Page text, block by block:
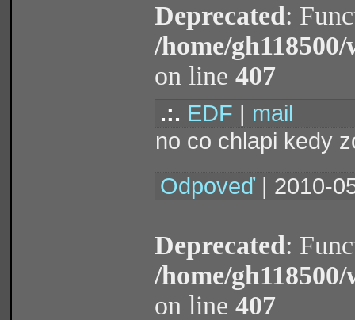
Deprecated:
/home/
on line 407
.:. EDF | mail
no co chlapi kedy
Odpoveď | 2010-
Deprecated:
/home/
on line 407